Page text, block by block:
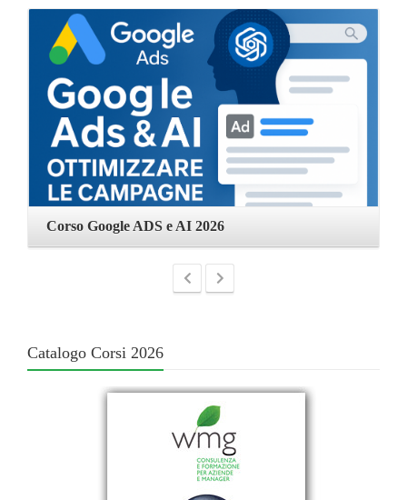
Corso Google ADS e AI 2026
Catalogo Corsi 2026